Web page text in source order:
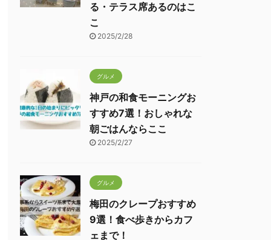
る・テラス席あるのはこ
こ
2025/2/28
グルメ
神戸の和食モーニングお
すすめ7選！おしゃれな
朝ごはんならここ
2025/2/27
グルメ
梅田のクレープおすすめ
9選！食べ歩きからカフ
ェまで！